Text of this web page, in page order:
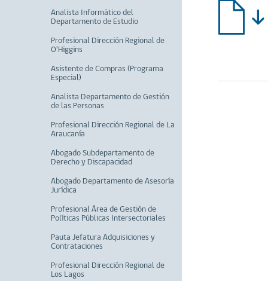
Analista Informático del
Departamento de Estudio
Profesional Dirección Regional de
O'Higgins
Asistente de Compras (Programa
Especial)
Analista Departamento de Gestión
de las Personas
Profesional Dirección Regional de La
Araucanía
Abogado Subdepartamento de
Derecho y Discapacidad
Abogado Departamento de Asesoría
Jurídica
Profesional Área de Gestión de
Políticas Públicas Intersectoriales
Pauta Jefatura Adquisiciones y
Contrataciones
Profesional Dirección Regional de
Los Lagos